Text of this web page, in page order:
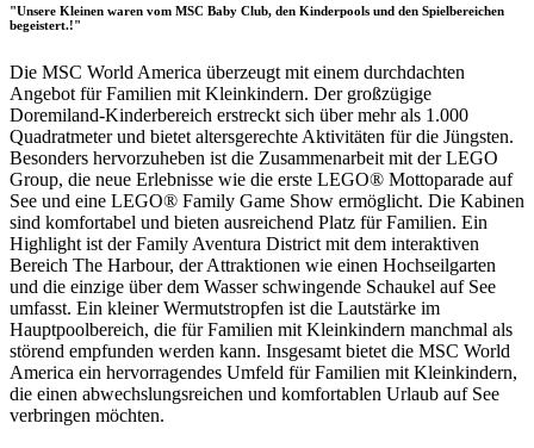
"Unsere Kleinen waren vom MSC Baby Club, den Kinderpools und den Spielbereichen
begeistert.!"
Die MSC World America überzeugt mit einem durchdachten
Angebot für Familien mit Kleinkindern. Der großzügige
Doremiland-Kinderbereich erstreckt sich über mehr als 1.000
Quadratmeter und bietet altersgerechte Aktivitäten für die Jüngsten.
Besonders hervorzuheben ist die Zusammenarbeit mit der LEGO
Group, die neue Erlebnisse wie die erste LEGO® Mottoparade auf
See und eine LEGO® Family Game Show ermöglicht. Die Kabinen
sind komfortabel und bieten ausreichend Platz für Familien. Ein
Highlight ist der Family Aventura District mit dem interaktiven
Bereich The Harbour, der Attraktionen wie einen Hochseilgarten
und die einzige über dem Wasser schwingende Schaukel auf See
umfasst. Ein kleiner Wermutstropfen ist die Lautstärke im
Hauptpoolbereich, die für Familien mit Kleinkindern manchmal als
störend empfunden werden kann. Insgesamt bietet die MSC World
America ein hervorragendes Umfeld für Familien mit Kleinkindern,
die einen abwechslungsreichen und komfortablen Urlaub auf See
verbringen möchten.